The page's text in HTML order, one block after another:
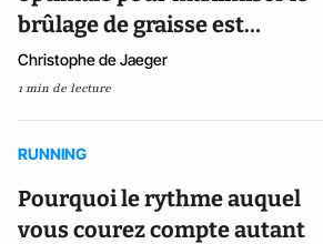
brûlage de graisse est…
Christophe de Jaeger
1 min de lecture
RUNNING
Pourquoi le rythme auquel
vous courez compte autant